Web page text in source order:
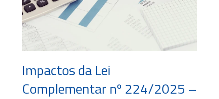
Impactos da Lei
Complementar nº 224/2025 –